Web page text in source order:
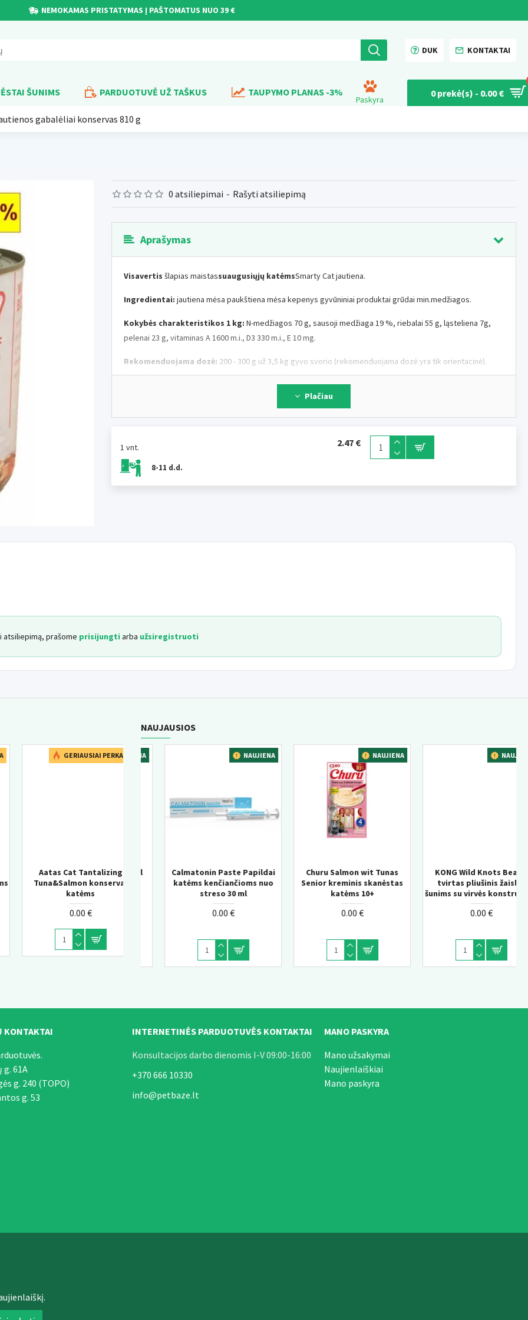
NEMOKAMAS PRISTATYMAS Į PAŠTOMATUS NUO 39 €
DUK KONTAKTAI
ŠUNIMS PARDUOTUVĖ UŽ TAŠKUS TAUPYMO PLANAS -3%
Paskyra
0 prekė(s) - 0.00 €
gabalėliai konservas 810 g
0 atsiliepimai - Rašyti atsiliepimą
1 vnt.
8-11 d.d.
2.47 €
Aprašymas
Visavertis šlapias maistassuaugusiųjų katėmsSmarty Cat jautiena.
Ingredientai: jautiena mėsa paukštiena mėsa kepenys gyvūniniai produktai grūdai min.medžiagos.
Kokybės charakteristikos 1 kg: N-medžiagos 70 g, sausoji medžiaga 19 %, riebalai 55 g, ląsteliena 7g,
pelenai 23 g, vitaminas A 1600 m.i., D3 330 m.i., E 10 mg.
Rekomenduojama dozė: 200 - 300 g už 3,5 kg gyvo svorio (rekomenduojama dozė yra tik orientacinė).
Duoti koreguota esant temperatūrai 20 - 25° C.
Plačiau
atsiliepimą, prašome prisijungti arba užsiregistruoti
GERIAUSIAI PERKAMA
Aatas Cat Tantalizing
Tuna&Tilapia konservai
katėms
0.00 €
NAUJAUSIOS
NAUJIENA
Calmatonin Paste Papildai
katėms kenčiančioms nuo
streso 30 ml
0.00 €
NAUJIENA
Churu Salmon wit Tunas
Senior kreminis skanėstas
katėms 10+
0.00 €
NAUJIENA
KONG Wild Knots Bear –
tvirtas pliušinis žaislas
šunims su virvės konstrukcija
0.00 €
NAUJIENA
KONG Knots Chicken M/L –
pliušinis žaislas šunims su
vidine virve
0.00 €
KONTAKTAI
61A
g. 240 (TOPO)
g. 53
INTERNETINĖS PARDUOTUVĖS KONTAKTAI
Konsultacijos darbo dienomis I-V 09:00-16:00
+370 666 10330
info@petbaze.lt
MANO PASKYRA
Mano užsakymai
Naujienlaiškiai
Mano paskyra